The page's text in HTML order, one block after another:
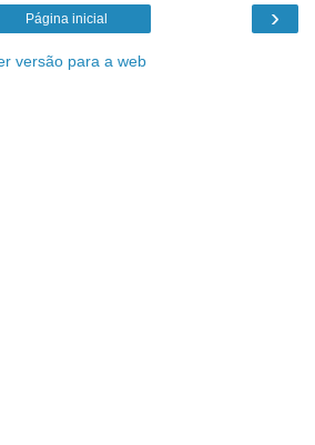
›
Página inicial
versão para a web